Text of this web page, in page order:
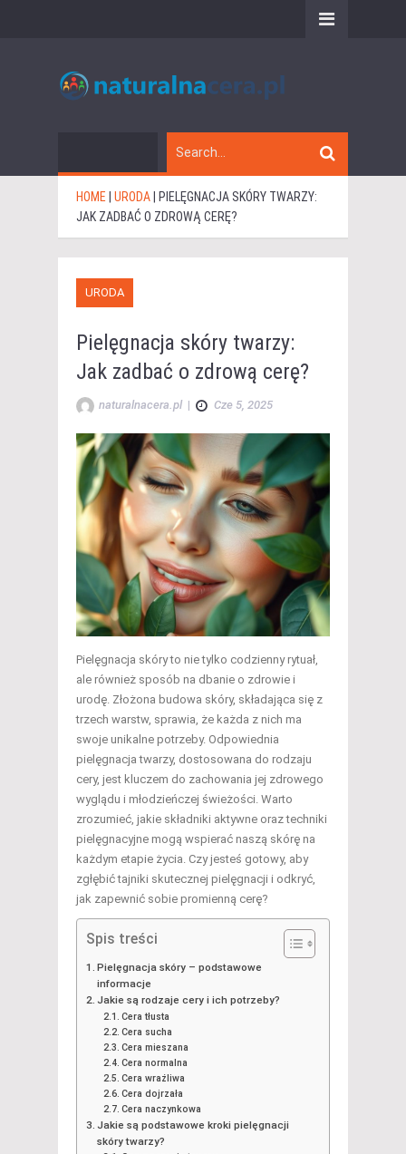
HOME URODA
PIELĘGNACJA SKÓRY TWARZY:
JAK ZADBAĆ O ZDROWĄ CERĘ?
URODA
Pielęgnacja skóry twarzy:
Jak zadbać o zdrową cerę?
naturalnacera.pl | Cze 5, 2025
Pielęgnacja skóry to nie tylko codzienny rytuał,
ale również sposób na dbanie o zdrowie i
urodę. Złożona budowa skóry, składająca się z
trzech warstw, sprawia, że każda z nich ma
swoje unikalne potrzeby. Odpowiednia
pielęgnacja twarzy, dostosowana do rodzaju
cery, jest kluczem do zachowania jej zdrowego
wyglądu i młodzieńczej świeżości. Warto
zrozumieć, jakie składniki aktywne oraz techniki
pielęgnacyjne mogą wspierać naszą skórę na
każdym etapie życia. Czy jesteś gotowy, aby
zgłębić tajniki skutecznej pielęgnacji i odkryć,
jak zapewnić sobie promienną cerę?
Spis treści
Pielęgnacja skóry – podstawowe
informacje
Jakie są rodzaje cery i ich potrzeby?
Cera tłusta
Cera sucha
Cera mieszana
Cera normalna
Cera wrażliwa
Cera dojrzała
Cera naczynkowa
Jakie są podstawowe kroki pielęgnacji
skóry twarzy?